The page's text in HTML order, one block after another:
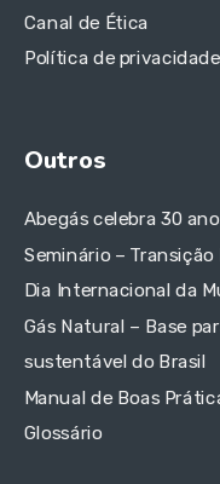
Canal de Ética
Política de privacidade
Outros
Abegás celebra 30
Seminário –
Dia Internacional da
Gás Natural – Base
sustentável do Brasil
Manual de Boas
Glossário